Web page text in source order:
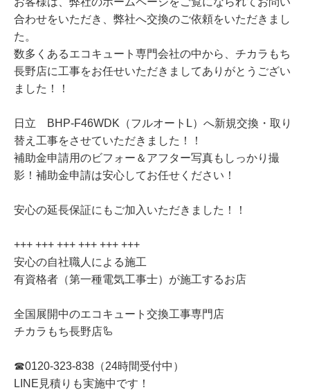
合わせをいただき、弊社へ交換のご依頼をいただきまし
た。
数多くあるエコキュート専門会社の中から、チカラもち
長野店に工事をお任せいただきましてありがとうござい
ました！！
日立 BHP-F46WDK（フルオートL）へ新規交換・取り
替え工事をさせていただきました！！
補助金申請用のビフォー＆アフター写真もしっかり撮
影！補助金申請は安心してお任せください！
安心の延長保証にもご加入いただきました！！
+++ +++ +++ +++ +++ +++
安心の自社職人による施工
有資格者（第一種電気工事士）が施工するお店
全国展開中のエコキュート交換工事専門店
チカラもち長野店🦾
☎0120-323-838（24時間受付中）
LINE見積りも実施中です！